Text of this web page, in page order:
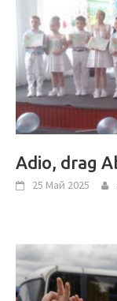
Adio, drag
25 Май 2025